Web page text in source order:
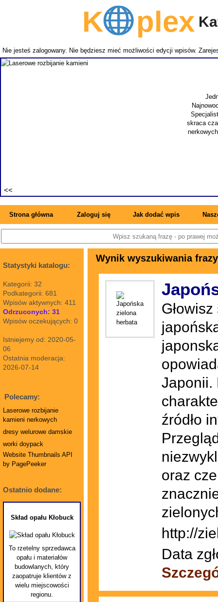
Kplex
Nie jesteś zalogowany. Nie będziesz mieć możliwości edycji wpisów.
Jedna z
Specjalista jest
skraca czas
nerkowych.
Strona główna Zaloguj się Jak dodać wpis
Statystyki katalogu:
Kategorii: 32
Podkategorii: 681
Wpisów aktywnych: 411
Odrzuconych: 31
Wpisów oczekujących: 0
Istniejemy od: 2020-05-
06
Ostatnia moderacja:
2026-07-14
Polecamy:
Laserowe rozbijanie
kamieni nerkowych
dresy welurowe damskie
worki doypack
Website Thumbnails API
by PagePeeker
Ostatnio dodane:
Skład opału Kłobuck
To rzetelny sprzedawca
opału i materiałów
budowlanych, który
zaopatruje klientów z
wielu miejscowości
regionu.
Wynik wyszukiwania
Japonii.
źródło
oraz
http://
Data